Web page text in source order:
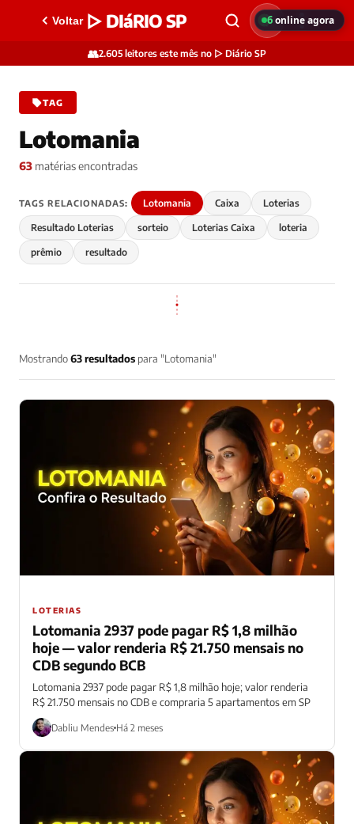
Voltar ▷ DIáRIO SP
👥2.605 leitores este mês no ▷ Diário SP
TAG
Lotomania
63 matérias encontradas
TAGS RELACIONADAS: Lotomania Caixa Loterias
Resultado Loterias sorteio Loterias Caixa loteria
prêmio resultado
Mostrando63 resultados para "Lotomania"
LOTERIAS
Lotomania 2937 pode pagar R$ 1,8 milhão
hoje — valor renderia R$ 21.750 mensais no
CDB segundo BCB
Lotomania 2937 pode pagar R$ 1,8 milhão hoje; valor renderia
R$ 21.750 mensais no CDB e compraria 5 apartamentos em SP
Dabliu Mendes Há 2 meses
6online agora